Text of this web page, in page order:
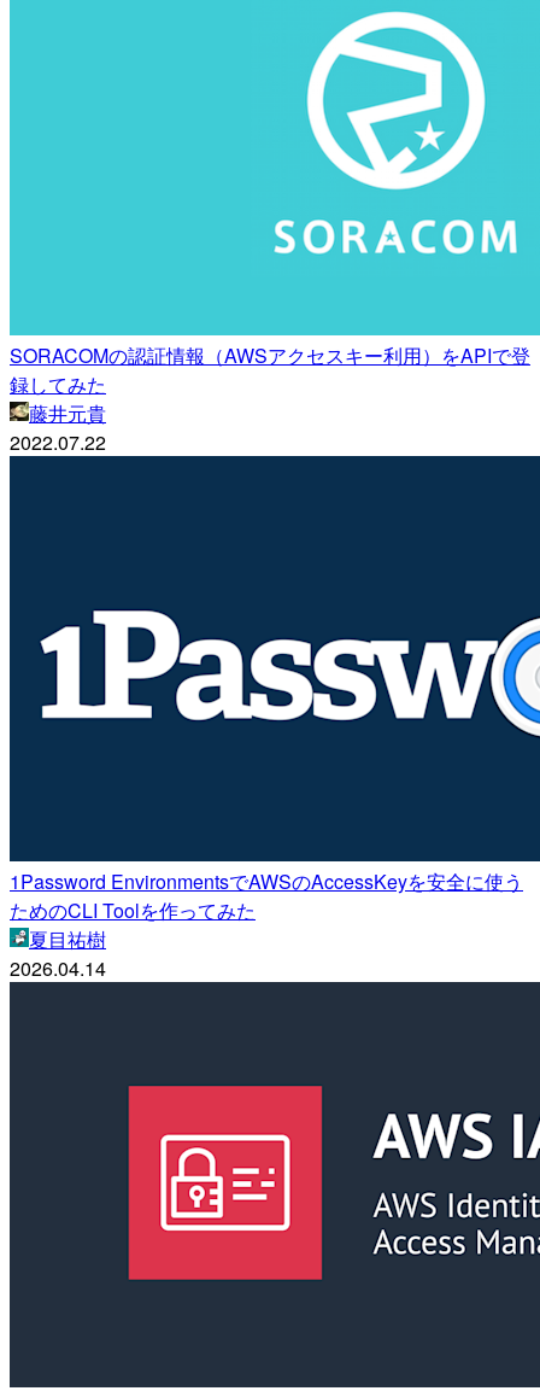
SORACOMの認証情報（AWSアクセスキー利用）をAPIで登
録してみた
藤井元貴
2022.07.22
1Password EnvironmentsでAWSのAccessKeyを安全に使う
ためのCLI Toolを作ってみた
夏目祐樹
2026.04.14